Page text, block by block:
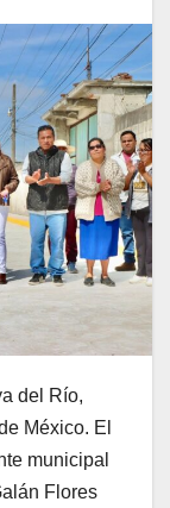
del Río,
México. El
municipal
Flores